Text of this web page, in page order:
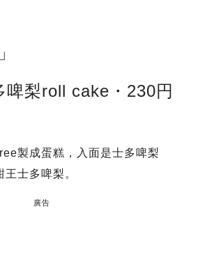
啤梨roll cake・230円
製成蛋糕，入面是士多啤梨
士多啤梨。
廣告